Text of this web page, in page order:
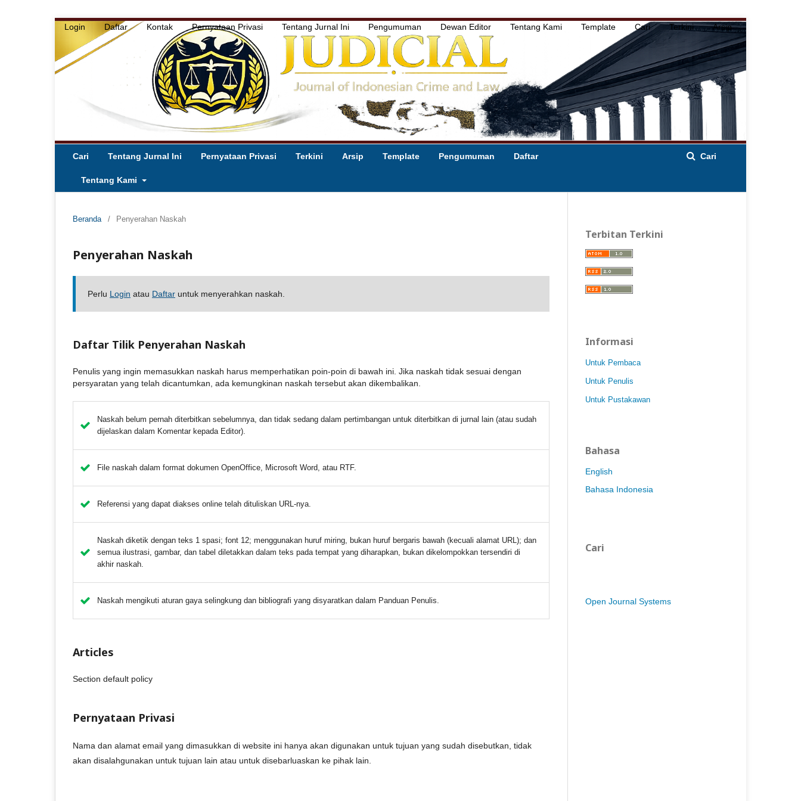
Cari Tentang Jurnal Ini Pernyataan Privasi Terkini Arsip Template Pengumuman Daftar
Tentang Kami
Cari
Login Daftar Kontak Pernyataan Privasi Tentang Jurnal Ini Pengumuman Dewan Editor Tentang Kami Template Cari Terkini Arsip
Beranda / Penyerahan Naskah
Penyerahan Naskah
Perlu Login atau Daftar untuk menyerahkan naskah.
Daftar Tilik Penyerahan Naskah
Penulis yang ingin memasukkan naskah harus memperhatikan poin-poin di bawah ini. Jika naskah tidak sesuai dengan
persyaratan yang telah dicantumkan, ada kemungkinan naskah tersebut akan dikembalikan.
Naskah belum pernah diterbitkan sebelumnya, dan tidak sedang dalam pertimbangan untuk diterbitkan di jurnal lain (atau sudah
dijelaskan dalam Komentar kepada Editor).
File naskah dalam format dokumen OpenOffice, Microsoft Word, atau RTF.
Referensi yang dapat diakses online telah dituliskan URL-nya.
Naskah diketik dengan teks 1 spasi; font 12; menggunakan huruf miring, bukan huruf bergaris bawah (kecuali alamat URL); dan
semua ilustrasi, gambar, dan tabel diletakkan dalam teks pada tempat yang diharapkan, bukan dikelompokkan tersendiri di
akhir naskah.
Naskah mengikuti aturan gaya selingkung dan bibliografi yang disyaratkan dalam Panduan Penulis.
Articles
Section default policy
Pernyataan Privasi
Nama dan alamat email yang dimasukkan di website ini hanya akan digunakan untuk tujuan yang sudah disebutkan, tidak
akan disalahgunakan untuk tujuan lain atau untuk disebarluaskan ke pihak lain.
Terbitan Terkini
Informasi
Untuk Pembaca
Untuk Penulis
Untuk Pustakawan
Bahasa
English
Bahasa Indonesia
Cari
Open Journal Systems